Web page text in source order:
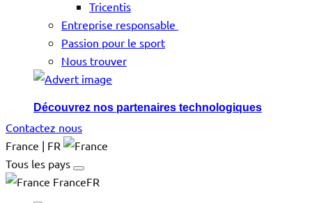
Tricentis
Entreprise responsable
Passion pour le sport
Nous trouver
Découvrez nos partenaires technologiques
Contactez nous
France | FR
Tous les pays
FranceFR